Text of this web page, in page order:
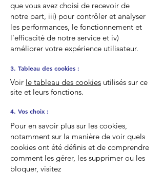
que vous avez choisi de recevoir de
notre part, iii) pour contrôler et analyser
les performances, le fonctionnement et
l'efficacité de notre service et iv)
améliorer votre expérience utilisateur.
3. Tableau des cookies :
Voir le tableau des cookies utilisés sur ce
site et leurs fonctions.
4. Vos choix :
Pour en savoir plus sur les cookies,
notamment sur la manière de voir quels
cookies ont été définis et de comprendre
comment les gérer, les supprimer ou les
bloquer, visitez